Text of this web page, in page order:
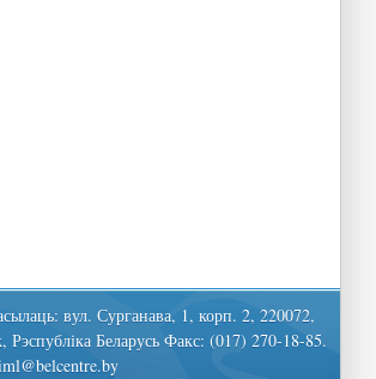
вул. Сурганава, 1, корп. 2, 220072,
Рэспубліка Беларусь Факс: (017) 270-18-85.